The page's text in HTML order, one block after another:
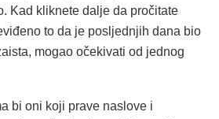
Kad kliknete dalje da pročitate
to da je posljednjih dana bio
mogao očekivati od jednog
bi oni koji prave naslove i